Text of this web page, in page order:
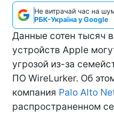
Не витрачай час на
РБК-Україна у Google
Данные сотен тысяч
устройств Apple
угрозой из-за
ПО WireLurker. Об
компания Palo Alto
распространенном